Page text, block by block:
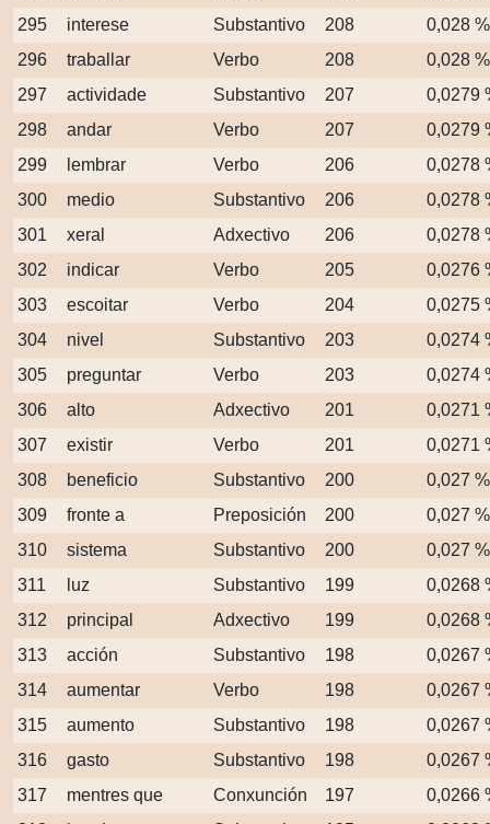
295
interese Substantivo 208
0,028 %
296
traballar Verbo 208
0,028 %
297
actividade Substantivo 207
0,0279
298
andar Verbo 207
0,0279
299
lembrar Verbo 206
0,0278
300
medio Substantivo 206
0,0278
301
xeral Adxectivo 206
0,0278
302
indicar Verbo 205
0,0276
303
escoitar Verbo 204
0,0275
304
nivel Substantivo 203
0,0274
305
preguntar Verbo 203
0,0274
306
alto Adxectivo 201
0,0271
307
existir Verbo 201
0,0271
308
beneficio Substantivo 200
0,027 %
309
fronte a Preposición 200
0,027 %
310
sistema Substantivo 200
0,027 %
311
luz Substantivo 199
0,0268
312
principal Adxectivo 199
0,0268
313
acción Substantivo 198
0,0267
314
aumentar Verbo 198
0,0267
315
aumento Substantivo 198
0,0267
316
gasto Substantivo 198
0,0267
317
mentres que Conxunción 197
0,0266